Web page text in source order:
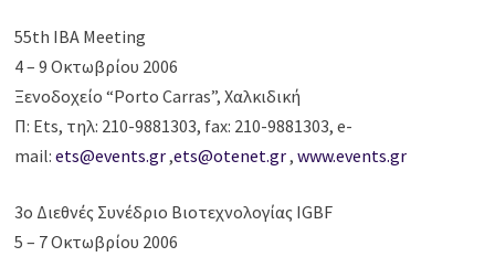
55th IBA Meeting
4 – 9 Οκτωβρίου 2006
Ξενοδοχείο “Porto Carras”, Χαλκιδική
Π: Ets, τηλ: 210-9881303, fax: 210-9881303, e-
mail:ets@events.gr,ets@otenet.gr,www.events.gr
3o Διεθνές Συνέδριο Βιοτεχνολογίας IGBF
5 – 7 Οκτωβρίου 2006